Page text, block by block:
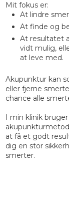
Mit fokus er:
At lindre
At finde og
At resultatet
vidt mulig,
at leve med.
Akupunktur kan
eller fjerne
chance alle
I min klinik
at få et godt
dig en stor
smerter.​​